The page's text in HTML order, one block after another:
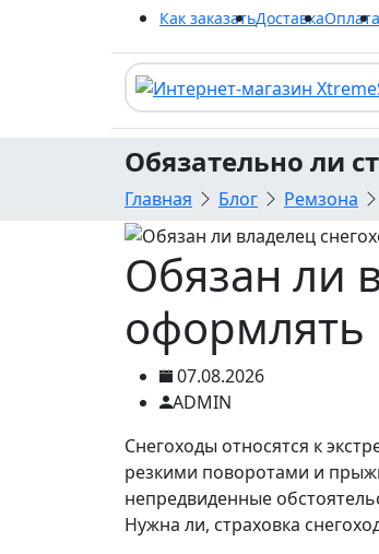
Как заказатьДоставкаОплата
Обязательно ли
Главная Блог Ремзона
Обязан ли
07.08.2026
ADMIN
Снегоходы относятся к
резкими поворотами и
непредвиденные
Нужна ли, страховка